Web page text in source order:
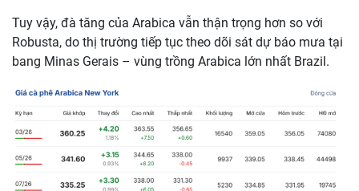
Tuy vậy, đà tăng của Arabica vẫn thận trọng hơn so với
Robusta, do thị trường tiếp tục theo dõi sát dự báo mưa tại
bang Minas Gerais – vùng trồng Arabica lớn nhất Brazil.